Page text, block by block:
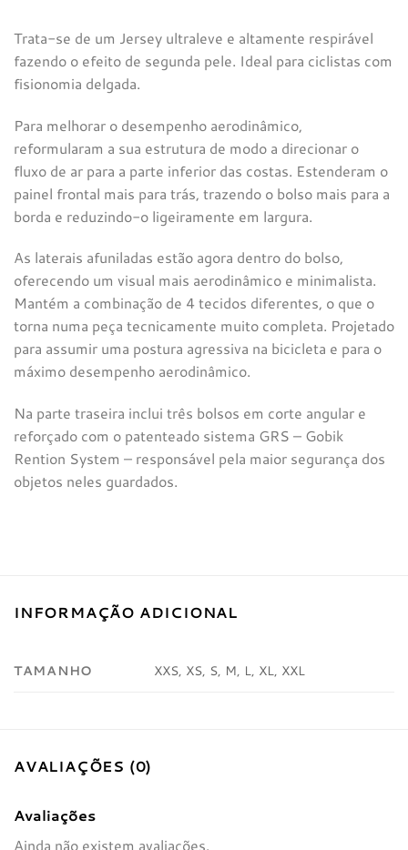
Trata-se de um Jersey ultraleve e altamente respirável
fazendo o efeito de segunda pele. Ideal para ciclistas com
fisionomia delgada.
Para melhorar o desempenho aerodinâmico,
reformularam a sua estrutura de modo a direcionar o
fluxo de ar para a parte inferior das costas. Estenderam o
painel frontal mais para trás, trazendo o bolso mais para a
borda e reduzindo-o ligeiramente em largura.
As laterais afuniladas estão agora dentro do bolso,
oferecendo um visual mais aerodinâmico e minimalista.
Mantém a combinação de 4 tecidos diferentes, o que o
torna numa peça tecnicamente muito completa. Projetado
para assumir uma postura agressiva na bicicleta e para o
máximo desempenho aerodinâmico.
Na parte traseira inclui três bolsos em corte angular e
reforçado com o patenteado sistema GRS – Gobik
Rention System – responsável pela maior segurança dos
objetos neles guardados.
INFORMAÇÃO ADICIONAL
TAMANHO XXS, XS, S, M, L, XL, XXL
AVALIAÇÕES (0)
Avaliações
Ainda não existem avaliações.